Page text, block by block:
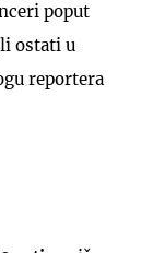
poput
ostati u
reportera